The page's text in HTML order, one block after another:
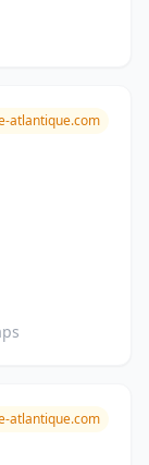
atlantique.com
atlantique.com